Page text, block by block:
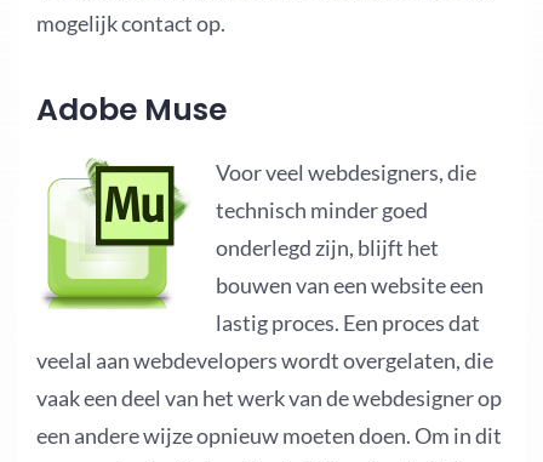
mogelijk contact op.
Adobe Muse
Voor veel webdesigners, die
technisch minder goed
onderlegd zijn, blijft het
bouwen van een website een
lastig proces. Een proces dat
veelal aan webdevelopers wordt overgelaten, die
vaak een deel van het werk van de webdesigner op
een andere wijze opnieuw moeten doen. Om in dit